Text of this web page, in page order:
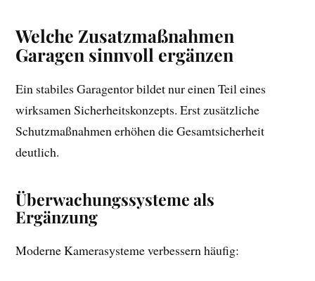
Welche Zusatzmaßnahmen
Garagen sinnvoll ergänzen
Ein stabiles Garagentor bildet nur einen Teil eines
wirksamen Sicherheitskonzepts. Erst zusätzliche
Schutzmaßnahmen erhöhen die Gesamtsicherheit
deutlich.
Überwachungssysteme als
Ergänzung
Moderne Kamerasysteme verbessern häufig: